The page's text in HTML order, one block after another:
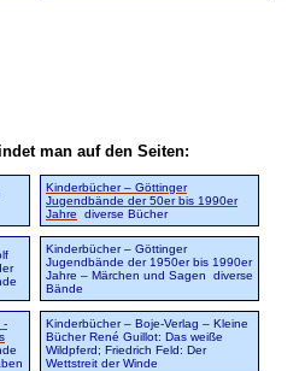
man auf den Seiten:
Kinderbücher – Göttinger
Jugendbände der 50er bis 1990er
Jahre diverse Bücher
Kinderbücher – Göttinger
Jugendbände der 1950er bis 1990er
Jahre – Märchen und Sagen diverse
Bände
-
Kinderbücher – Boje-Verlag – Kleine
BücherRené Guillot: Das weiße
Wildpferd; Friedrich Feld: Der
Wettstreit der Winde